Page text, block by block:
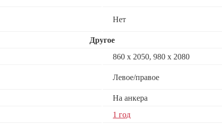
Нет
Другое
860 х 2050, 980 x 2080
Левое/правое
На анкера
1 год